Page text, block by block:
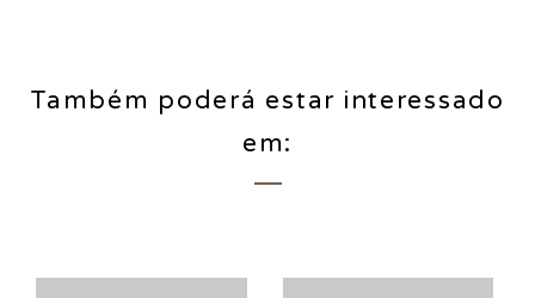
Também poderá estar interessado
em: